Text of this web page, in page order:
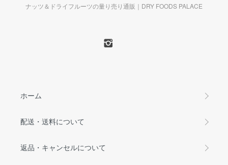
ナッツ＆ドライフルーツの量り売り通販｜DRY FOODS PALACE
ホーム
配送・送料について
返品・キャンセルについて